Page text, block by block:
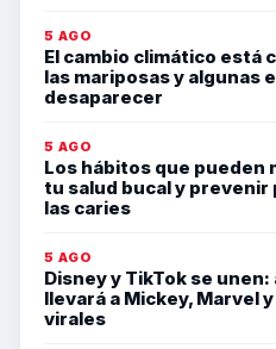
5 AGO
El cambio climático está
las mariposas y algunas
desaparecer
5 AGO
Los hábitos que pueden
tu salud bucal y prevenir
las caries
5 AGO
Disney y TikTok se unen:
llevará a Mickey, Marvel
virales